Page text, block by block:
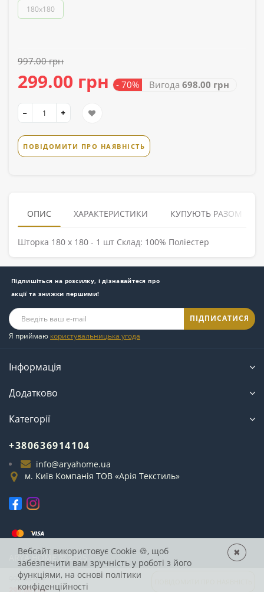
997.00 грн
299.00 грн
180x180
997.00 грн
299.00 грн - 70% Вигода 698.00 грн
ПОВІДОМИТИ ПРО НАЯВНІСТЬ
ОПИС ХАРАКТЕРИСТИКИ КУПУЮТЬ РАЗОМ
Шторка 180 х 180 - 1 шт Склад: 100% Поліестер
Підпишіться на розсилку, і дізнавайтеся про
акції та знижки першими!
ПІДПИСАТИСЯ
Я приймаю користувальницька угода
Інформація
Додатково
Категорії
+380636914104
info@aryahome.ua
м. Київ Компанія ТОВ «Арія Текстиль»
ARYAHOME © 2025
Вебсайт використовує Cookie 🍪, щоб
забезпечити вам зручність у роботі з його
функціями, на основі політики
конфіденційності
✖